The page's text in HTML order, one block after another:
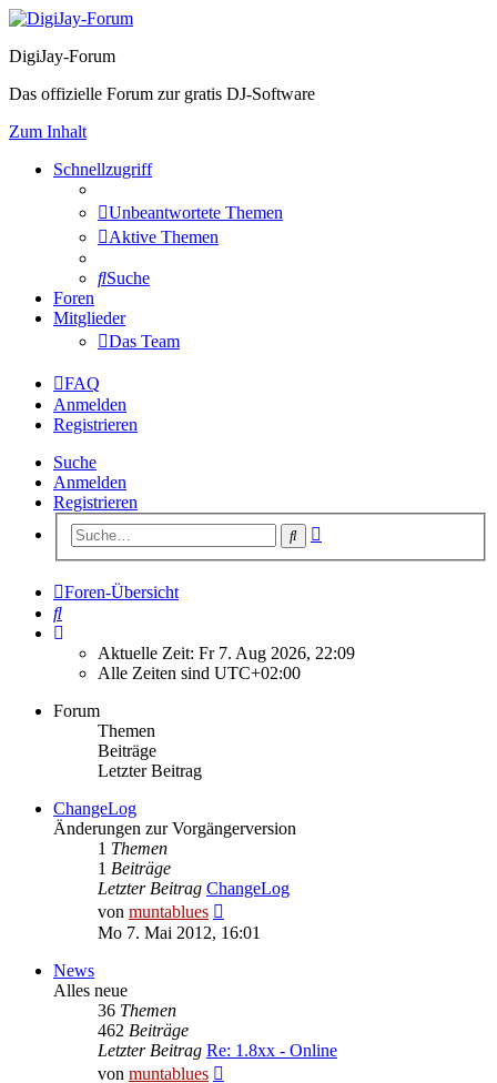
DigiJay-Forum
Das offizielle Forum zur gratis DJ-Software
Zum Inhalt
Schnellzugriff
Unbeantwortete Themen
Aktive Themen
Suche
Foren
Mitglieder
Das Team
FAQ
Anmelden
Registrieren
Suche
Anmelden
Registrieren
Suche
Foren-Übersicht
Suche
Aktuelle Zeit: Fr 7. Aug 2026, 22:09
Alle Zeiten sind UTC+02:00
Forum
Themen
Beiträge
Letzter Beitrag
ChangeLog
Änderungen zur Vorgängerversion
1 Themen
1 Beiträge
Letzter Beitrag ChangeLog
von muntablues
Beitrag
Mo 7. Mai 2012, 16:01
News
Alles neue
36 Themen
462 Beiträge
Letzter Beitrag Re: 1.8xx - Online
von muntablues